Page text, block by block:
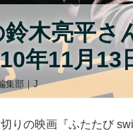
鈴木亮平
年11月13
集部｜J
りの映画『ふたたび